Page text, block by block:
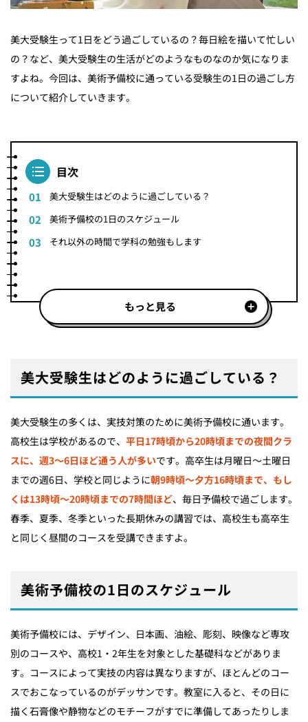
美大受験生って1日をどう過ごしているの？毎日絵を描いて忙しい
の？など、美大受験生の生活がどのようなものなのか気になりま
すよね。今回は、美術予備校に通っている受験生の1日の過ごし方
について紹介していきます。
目次
美大受験生はどのように過ごしている？
美術予備校の1日のスケジュール
それ以外の時間で学科の勉強もします
もっと見る
美大受験生はどのように過ごしている？
美大受験生の多くは、実技対策のために美術予備校に通います。
高校生は学校があるので、 平日17時頃から20時頃までの夜間クラ
スに、週3～6日ほど通う人が多いです。高卒生は月曜日～土曜日
までの週6日、学校と同じように朝9時頃～夕方16時頃まで、もし
くは13時頃～20時頃までの7時間ほど、毎日予備校で過ごします。
春季、夏季、冬季といった長期休みの講習では、高校生も高卒生
と同じく昼間のコースを受講できますよ。
美術予備校の1日のスケジュール
美術予備校には、デザイン、日本画、油絵、彫刻、映像など専攻
別のコースや、高校1・2年生を対象とした基礎科などがありま
す。コースによって実技の内容は異なりますが、ほとんどのコー
スでおこなっているのがデッサンです。教室に入ると、その日に
描く石膏像や静物などのモチーフがすでに準備してあったりしま